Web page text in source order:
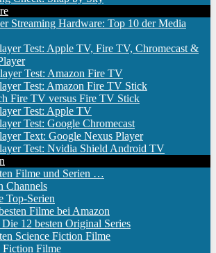
Streaming Hardware: Top 10 der Media
Test: Apple TV, Fire TV, Chromecast &
Test: Amazon Fire TV
Test: Amazon Fire TV Stick
Fire TV versus Fire TV Stick
Test: Apple TV
Test: Google Chromecast
Text: Google Nexus Player
Test: Nvidia Shield Android TV
Filme und Serien …
Channels
Top-Serien
Filme bei Amazon
12 besten Original Series
Science Fiction Filme
Fiction Filme